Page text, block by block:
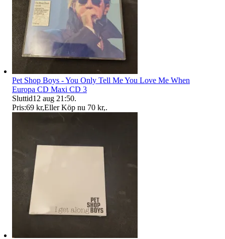
Pet Shop Boys - You Only Tell Me You Love Me When
Europa CD Maxi CD 3
Sluttid12 aug 21:50.
Pris:69 kr,Eller Köp nu 70 kr,.